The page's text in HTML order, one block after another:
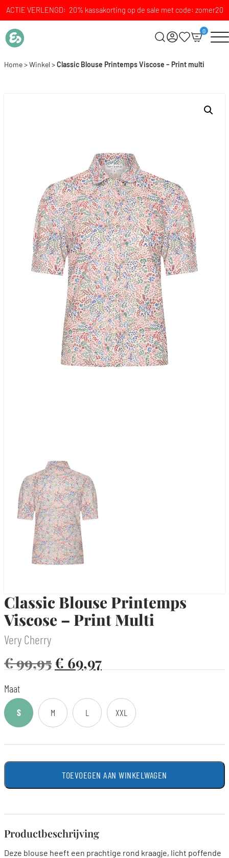
ACTIE VERLENGD: 20% kassakorting op de sale met code: zomer20
0
Home>Winkel>Classic Blouse Printemps Viscose – Print multi
Classic Blouse Printemps
Viscose – Print Multi
Very Cherry
€99,95€ 69,97
Maat
S M L XXL
TOEVOEGEN AAN WINKELWAGEN
Productbeschrijving
Deze blouse heeft een prachtige rond kraagje, licht poffende